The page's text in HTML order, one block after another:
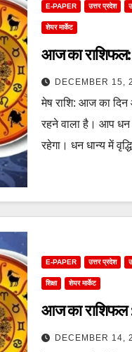
E-PAPER उत्तर प्रदेश
शेयर मार्केट
आज का
DECEMBER 15,
मेष राशि: आज का
रहने वाला है। आप धन
रहेगा। धन धान्य में
E-PAPER उत्तर प्रदेश
शिक्षा शेयर मार्केट
आज का
DECEMBER 14,